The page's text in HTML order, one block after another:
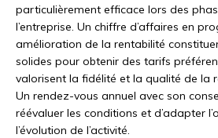
particulièrement efficace lors des
l’entreprise. Un chiffre d’affaires en
amélioration de la rentabilité
solides pour obtenir des tarifs
valorisent la fidélité et la qualité de la
Un rendez-vous annuel avec son
réévaluer les conditions et d’adapter
l’évolution de l’activité.